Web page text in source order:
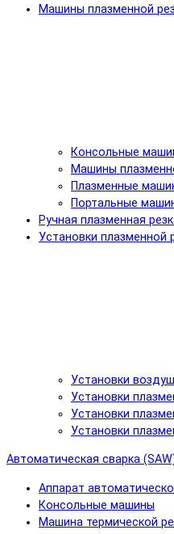
Машины плазменной
Консольные
Машины
Плазменные
Портальные
Ручная плазменная
Установки плазменной
Установки
Установки
Установки
Установки
Автоматическая сварка
Аппарат
Консольные машины
Машина термической